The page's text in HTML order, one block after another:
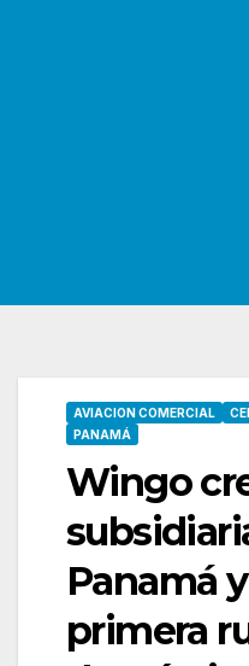
AVIACION COMERCIAL
PANAMÁ
Wingo
Panamá
primera